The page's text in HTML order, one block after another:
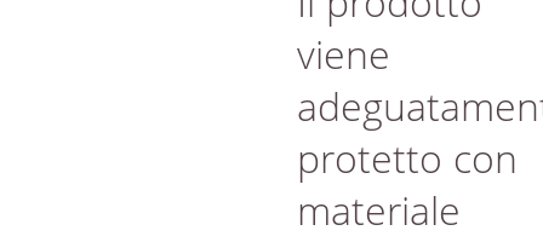
viene
protetto con
materiale